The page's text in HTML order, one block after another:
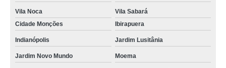
Vila Noca
Vila Sabará
Cidade Monções
Ibirapuera
Indianópolis Jardim Lusitânia
Jardim Novo Mundo Moema